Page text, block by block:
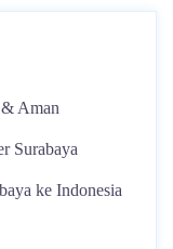
& Aman
Surabaya
ke Indonesia